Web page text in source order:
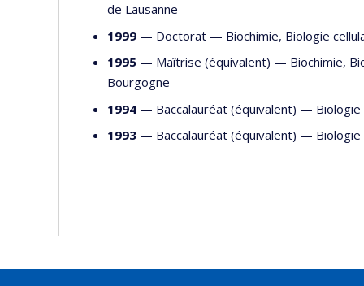
de Lausanne
1999 — Doctorat — Biochimie, Biologie
1995 — Maîtrise (équivalent) — Biochimie,
Bourgogne
1994 — Baccalauréat (équivalent) — Biologie
1993 — Baccalauréat (équivalent) —